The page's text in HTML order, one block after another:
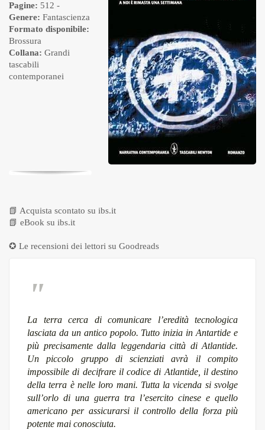
Pagine: 512 -
Genere: Fantascienza
Formato disponibile:
Brossura
Collana: Grandi
tascabili
contemporanei
📗 Acquista scontato su ibs.it
📗 eBook su ibs.it
✪ Le recensioni dei lettori su Goodreads
La terra cerca di comunicare l’eredità tecnologica
lasciata da un antico popolo. Tutto inizia in Antartide e
più precisamente dalla leggendaria città di Atlantide.
Un piccolo gruppo di scienziati avrà il compito
impossibile di decifrare il codice di Atlantide, il destino
della terra è nelle loro mani. Tutta la vicenda si svolge
sull’orlo di una guerra tra l’esercito cinese e quello
americano per assicurarsi il controllo della forza più
potente mai conosciuta.